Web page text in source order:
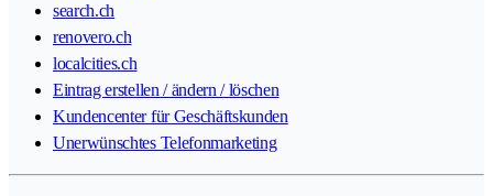
search.ch
renovero.ch
localcities.ch
Eintrag erstellen / ändern / löschen
Kundencenter für Geschäftskunden
Unerwünschtes Telefonmarketing